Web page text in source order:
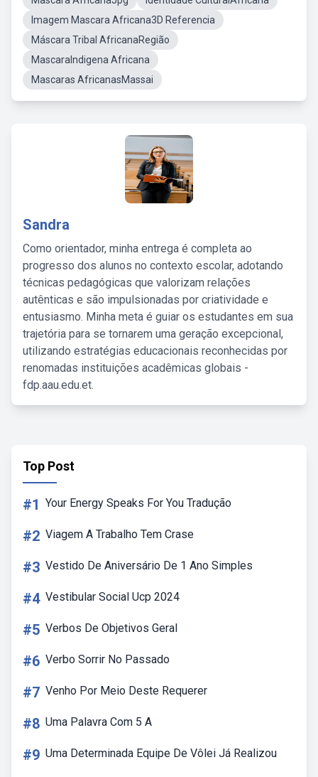
Imagem Mascara Africana3D Referencia
Máscara Tribal AfricanaRegião
MascaraIndigena Africana
Mascaras AfricanasMassai
Sandra
Como orientador, minha entrega é completa ao
progresso dos alunos no contexto escolar, adotando
técnicas pedagógicas que valorizam relações
autênticas e são impulsionadas por criatividade e
entusiasmo. Minha meta é guiar os estudantes em sua
trajetória para se tornarem uma geração excepcional,
utilizando estratégias educacionais reconhecidas por
renomadas instituições acadêmicas globais -
fdp.aau.edu.et.
Top Post
#1 Your Energy Speaks For You Tradução
#2 Viagem A Trabalho Tem Crase
#3 Vestido De Aniversário De 1 Ano Simples
#4 Vestibular Social Ucp 2024
#5 Verbos De Objetivos Geral
#6 Verbo Sorrir No Passado
#7 Venho Por Meio Deste Requerer
#8 Uma Palavra Com 5 A
#9 Uma Determinada Equipe De Vôlei Já Realizou